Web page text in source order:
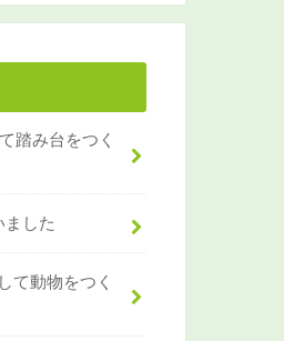
踏み台をつく
ました
て動物をつく